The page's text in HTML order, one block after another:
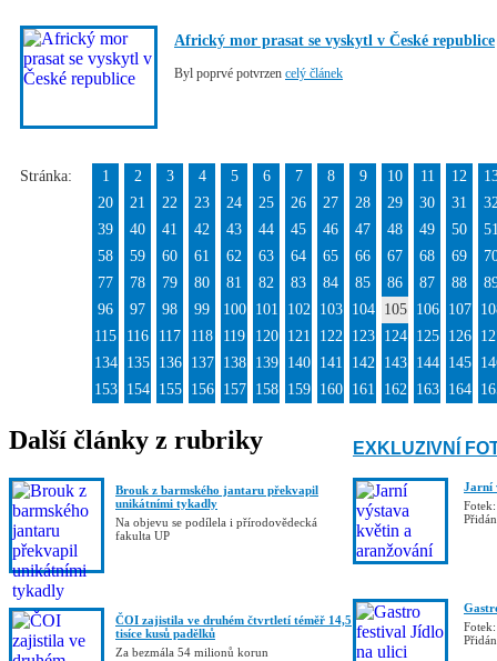
Africký mor prasat se vyskytl v České republice
Byl poprvé potvrzen celý článek
Stránka: 1 2 3 4 5 6 7 8 9 10 11 12
20
21 22 23 24 25 26 27 28 29 30 31
39
40 41 42 43 44 45 46 47 48 49 50
58
59 60 61 62 63 64 65 66 67 68 69
77
78 79 80 81 82 83 84 85 86 87 88
96
97 98 99 100 101 102 103 104 105 106 107
115
116 117 118 119 120 121 122 123 124 125 126
134
135 136 137 138 139 140 141 142 143 144 145
153
154 155 156 157 158 159 160 161 162 163 164
Další články z rubriky
Brouk z barmského jantaru překvapil
unikátními tykadly
Na objevu se podílela i přírodovědecká
fakulta UP
ČOI zajistila ve druhém čtvrtletí téměř 14,5
tisíce kusů padělků
Za bezmála 54 milionů korun
EXKLUZIVNÍ
Jarní